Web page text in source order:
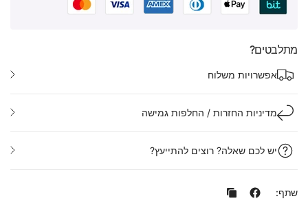
מתלבטים?
אפשרויות משלוח
מדיניות החזרות / החלפות גמישה
יש לכם שאלה? רוצים להתייעץ?
שתף: